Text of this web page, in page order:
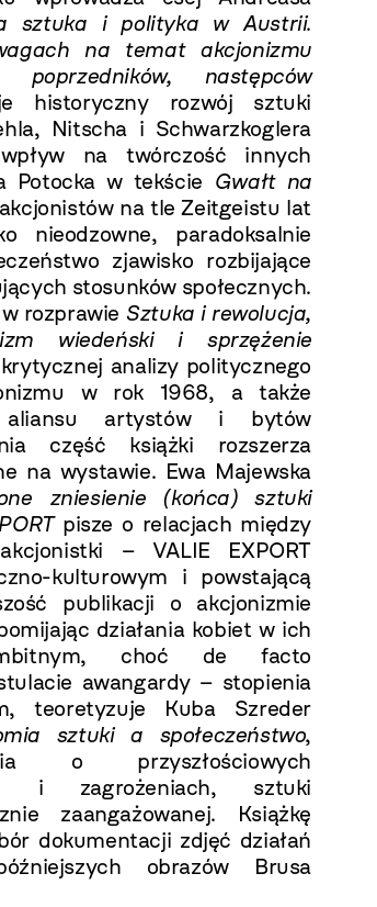
sztuka i polityka w Austrii.
na temat akcjonizmu
poprzedników, następców
historyczny rozwój sztuki
Nitscha i Schwarzkoglera
na twórczość innych
Potocka w tekście Gwałt na
na tle Zeitgeistu lat
nieodzowne, paradoksalnie
zjawisko rozbijające
stosunków społecznych.
rozprawie Sztuka i rewolucja,
wiedeński i sprzężenie
analizy politycznego
w rok 1968, a także
aliansu artystów i bytów
część książki rozszerza
na wystawie. Ewa Majewska
zniesienie (końca) sztuki
pisze o relacjach między
– VALIE EXPORT
kulturowym i powstającą
publikacji o akcjonizmie
działania kobiet w ich
choć de facto
awangardy – stopienia
teoretyzuje Kuba Szreder
sztuki a społeczeństwo,
o przyszłościowych
i zagrożeniach, sztuki
zaangażowanej. Książkę
dokumentacji zdjęć działań
obrazów Brusa